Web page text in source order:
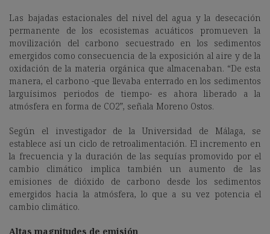
Las bajadas estacionales del nivel del agua y la desecación
permanente de los ecosistemas acuáticos promueven la
movilización del carbono secuestrado en los sedimentos
emergidos como consecuencia de la exposición al aire y de la
oxidación de la materia orgánica que almacenaban. “De esta
manera, el carbono -que llevaba enterrado en los sedimentos
larguísimos periodos de tiempo- es ahora liberado a la
atmósfera en forma de CO2”, señala Moreno Ostos.
Según el investigador de la Universidad de Málaga, se
establece así un ciclo de retroalimentación. El incremento en
la frecuencia y la duración de las sequías promovido por el
cambio climático implica también un aumento de las
emisiones de dióxido de carbono desde los sedimentos
emergidos hacia la atmósfera, lo que a su vez potencia el
cambio climático.
Altas magnitudes de emisión